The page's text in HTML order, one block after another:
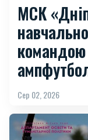
МСК
командою
Сер 02, 2026